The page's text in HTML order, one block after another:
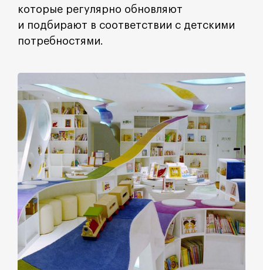
которые регулярно обновляют
и подбирают в соответствии с детскими
потребностями.